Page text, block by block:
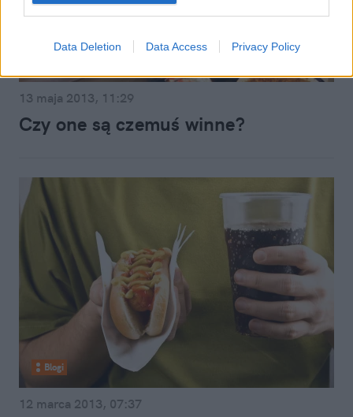
Data Deletion Data Access Privacy Policy
13 maja 2013, 11:29
Czy one są czemuś winne?
Blogi
12 marca 2013, 07:37